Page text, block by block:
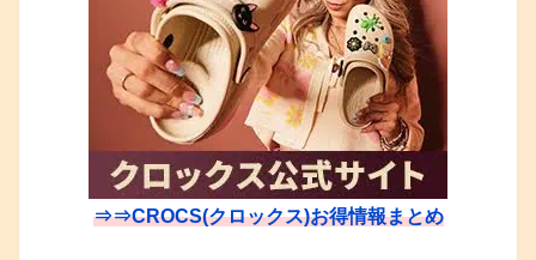
⇒⇒CROCS(クロックス)お得情報まとめ